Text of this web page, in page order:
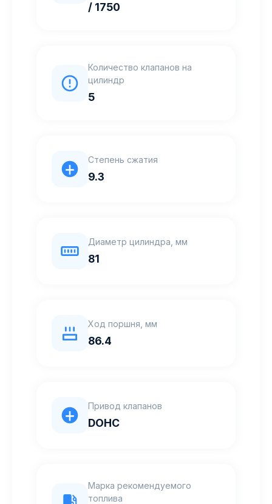
/ 1750
Количество клапанов на
цилиндр
5
Степень сжатия
9.3
Диаметр цилиндра, мм
81
Ход поршня, мм
86.4
Привод клапанов
DOHC
Марка рекомендуемого
топлива